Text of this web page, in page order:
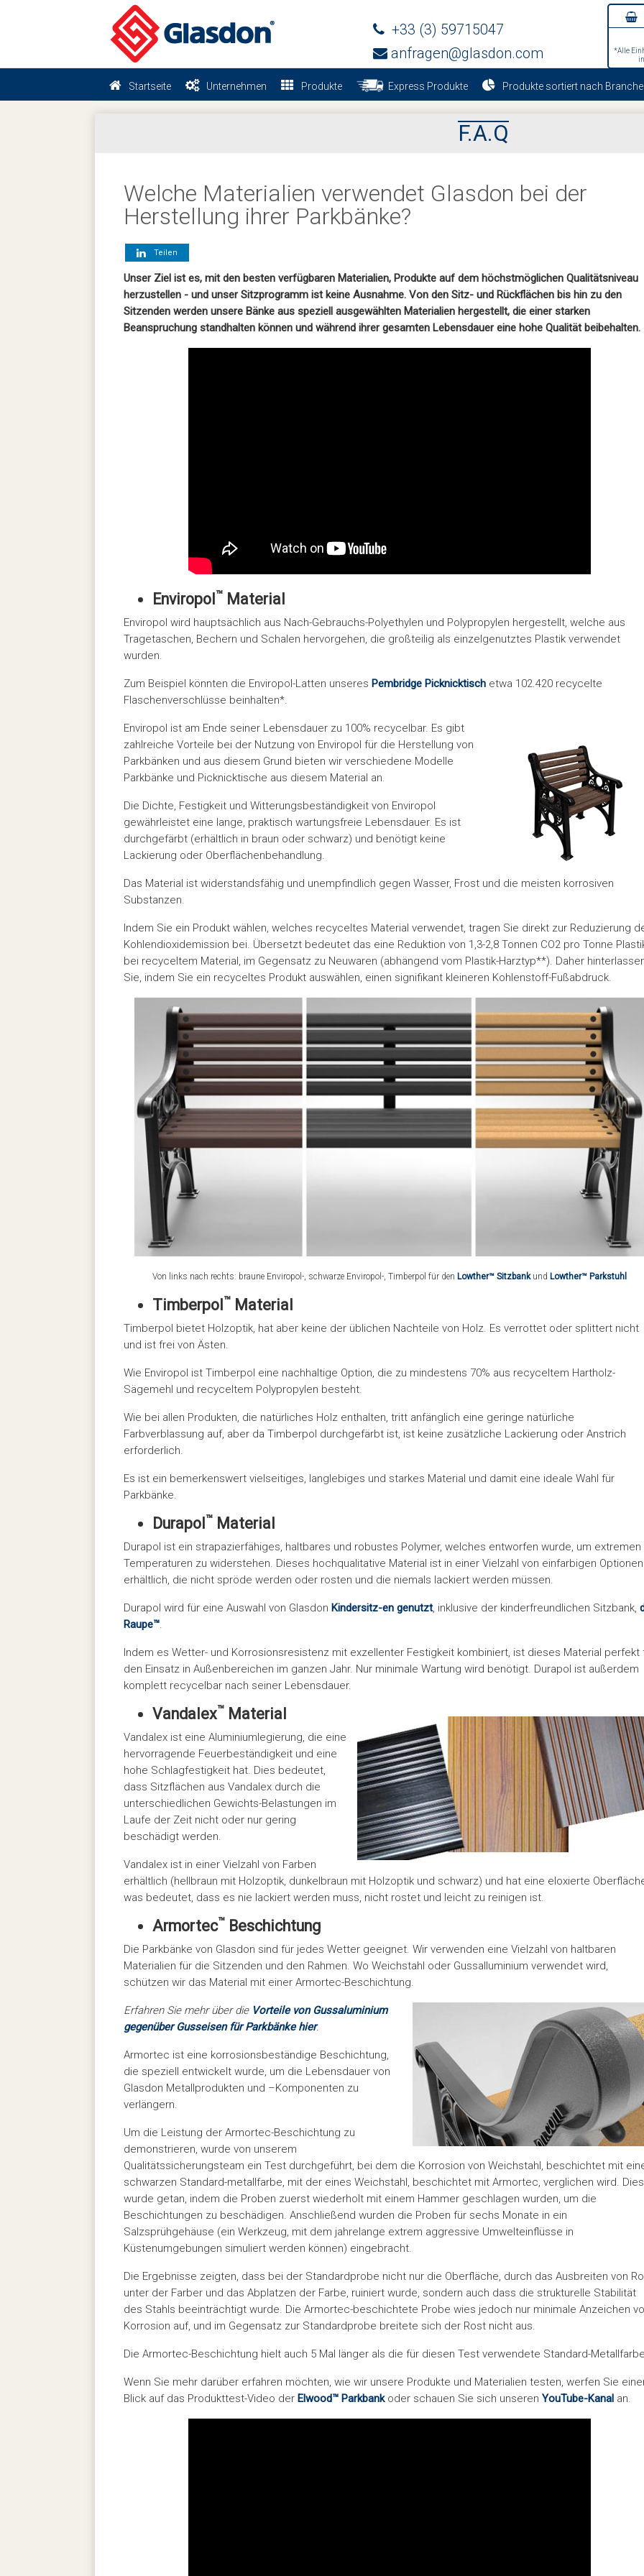
*Alle
+33 (3) 59715047
anfragen@glasdon.com
Startseite Unternehmen Produkte Express Produkte Produkte sortiert nach Branche
F.A.Q
Welche Materialien verwendet Glasdon bei der
Herstellung ihrer Parkbänke?
Teilen
Unser Ziel ist es, mit den besten verfügbaren Materialien, Produkte auf dem höchstmöglichen Qualitätsniveau
herzustellen - und unser Sitzprogramm ist keine Ausnahme. Von den Sitz- und Rückflächen bis hin zu den
Sitzenden werden unsere Bänke aus speziell ausgewählten Materialien hergestellt, die einer starken
Beanspruchung standhalten können und während ihrer gesamten Lebensdauer eine hohe Qualität beibehalten.
Enviropol™ Material
Enviropol wird hauptsächlich aus Nach-Gebrauchs-Polyethylen und Polypropylen hergestellt, welche aus
Tragetaschen, Bechern und Schalen hervorgehen, die großteilig als einzelgenutztes Plastik verwendet
wurden.
Zum Beispiel könnten die Enviropol-Latten unseres Pembridge Picknicktisch etwa 102.420 recycelte
Flaschenverschlüsse beinhalten*.
Enviropol ist am Ende seiner Lebensdauer zu 100% recycelbar. Es gibt
zahlreiche Vorteile bei der Nutzung von Enviropol für die Herstellung von
Parkbänken und aus diesem Grund bieten wir verschiedene Modelle
Parkbänke und Picknicktische aus diesem Material an.
Die Dichte, Festigkeit und Witterungsbeständigkeit von Enviropol
gewährleistet eine lange, praktisch wartungsfreie Lebensdauer. Es ist
durchgefärbt (erhältlich in braun oder schwarz) und benötigt keine
Lackierung oder Oberflächenbehandlung.
Das Material ist widerstandsfähig und unempfindlich gegen Wasser, Frost und die meisten korrosiven
Substanzen.
Indem Sie ein Produkt wählen, welches recyceltes Material verwendet, tragen Sie direkt zur Reduzierung
Kohlendioxidemission bei. Übersetzt bedeutet das eine Reduktion von 1,3-2,8 Tonnen CO2 pro Tonne
bei recyceltem Material, im Gegensatz zu Neuwaren (abhängend vom Plastik-Harztyp**). Daher
Sie, indem Sie ein recyceltes Produkt auswählen, einen signifikant kleineren Kohlenstoff-Fußabdruck.
Von links nach rechts: braune Enviropol-, schwarze Enviropol-, Timberpol für den Lowther™ Sitzbankund Lowther™ Parkstuhl
Timberpol™ Material
Timberpol bietet Holzoptik, hat aber keine der üblichen Nachteile von Holz. Es verrottet oder splittert nicht
und ist frei von Ästen.
Wie Enviropol ist Timberpol eine nachhaltige Option, die zu mindestens 70% aus recyceltem Hartholz-
Sägemehl und recyceltem Polypropylen besteht.
Wie bei allen Produkten, die natürliches Holz enthalten, tritt anfänglich eine geringe natürliche
Farbverblassung auf, aber da Timberpol durchgefärbt ist, ist keine zusätzliche Lackierung oder Anstrich
erforderlich.
Es ist ein bemerkenswert vielseitiges, langlebiges und starkes Material und damit eine ideale Wahl für
Parkbänke.
Durapol™ Material
Durapol ist ein strapazierfähiges, haltbares und robustes Polymer, welches entworfen wurde, um extremen
Temperaturen zu widerstehen. Dieses hochqualitative Material ist in einer Vielzahl von einfarbigen Optionen
erhältlich, die nicht spröde werden oder rosten und die niemals lackiert werden müssen.
Durapol wird für eine Auswahl von Glasdon Kindersitz-en genutzt, inklusive der kinderfreundlichen Sitzbank,
Raupe™.
Indem es Wetter- und Korrosionsresistenz mit exzellenter Festigkeit kombiniert, ist dieses Material perfekt
den Einsatz in Außenbereichen im ganzen Jahr. Nur minimale Wartung wird benötigt. Durapol ist außerdem
komplett recycelbar nach seiner Lebensdauer.
Vandalex™ Material
Vandalex ist eine Aluminiumlegierung, die eine
hervorragende Feuerbeständigkeit und eine
hohe Schlagfestigkeit hat. Dies bedeutet,
dass Sitzflächen aus Vandalex durch die
unterschiedlichen Gewichts-Belastungen im
Laufe der Zeit nicht oder nur gering
beschädigt werden.
Vandalex ist in einer Vielzahl von Farben
erhältlich (hellbraun mit Holzoptik, dunkelbraun mit Holzoptik und schwarz) und hat eine eloxierte
was bedeutet, dass es nie lackiert werden muss, nicht rostet und leicht zu reinigen ist.
Armortec™ Beschichtung
Die Parkbänke von Glasdon sind für jedes Wetter geeignet. Wir verwenden eine Vielzahl von haltbaren
Materialien für die Sitzenden und den Rahmen. Wo Weichstahl oder Gussalluminium verwendet wird,
schützen wir das Material mit einer Armortec-Beschichtung.
Erfahren Sie mehr über die Vorteile von Gussaluminium
gegenüber Gusseisen für Parkbänke hier.
Armortec ist eine korrosionsbeständige Beschichtung,
die speziell entwickelt wurde, um die Lebensdauer von
Glasdon Metallprodukten und –Komponenten zu
verlängern.
Um die Leistung der Armortec-Beschichtung zu
demonstrieren, wurde von unserem
Qualitätssicherungsteam ein Test durchgeführt, bei dem die Korrosion von Weichstahl, beschichtet mit
schwarzen Standard-metallfarbe, mit der eines Weichstahl, beschichtet mit Armortec, verglichen wird. Dies
wurde getan, indem die Proben zuerst wiederholt mit einem Hammer geschlagen wurden, um die
Beschichtungen zu beschädigen. Anschließend wurden die Proben für sechs Monate in ein
Salzsprühgehäuse (ein Werkzeug, mit dem jahrelange extrem aggressive Umwelteinflüsse in
Küstenumgebungen simuliert werden können) eingebracht.
Die Ergebnisse zeigten, dass bei der Standardprobe nicht nur die Oberfläche, durch das Ausbreiten von
unter der Farber und das Abplatzen der Farbe, ruiniert wurde, sondern auch dass die strukturelle Stabilität
des Stahls beeinträchtigt wurde. Die Armortec-beschichtete Probe wies jedoch nur minimale Anzeichen
Korrosion auf, und im Gegensatz zur Standardprobe breitete sich der Rost nicht aus.
Die Armortec-Beschichtung hielt auch 5 Mal länger als die für diesen Test verwendete Standard-
Wenn Sie mehr darüber erfahren möchten, wie wir unsere Produkte und Materialien testen, werfen Sie
Blick auf das Produkttest-Video der Elwood™ Parkbankoder schauen Sie sich unseren YouTube-Kanal an.